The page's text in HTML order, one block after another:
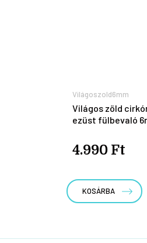
Világoszold6mm
Világos zöld
ezüst fülbevaló
4.990 Ft
KOSÁRBA